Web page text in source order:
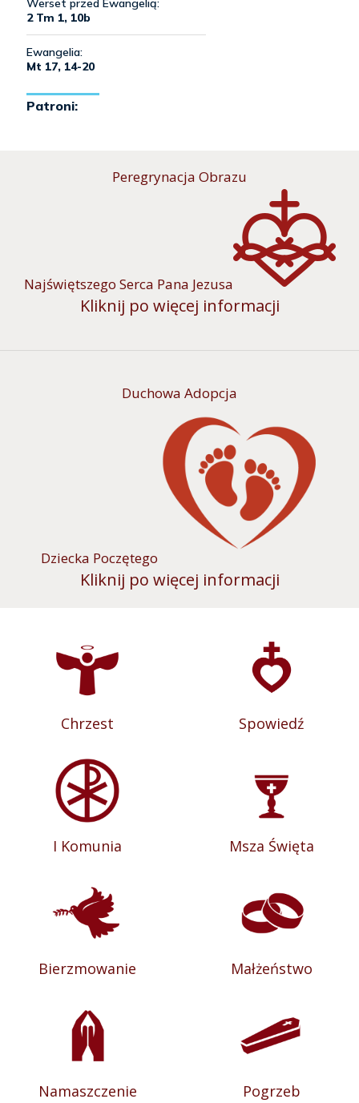
Peregrynacja Obrazu
Najświętszego Serca Pana Jezusa
Kliknij po więcej informacji
Duchowa Adopcja
Dziecka Poczętego
Kliknij po więcej informacji
Chrzest Spowiedź
I Komunia Msza Święta
Bierzmowanie Małżeństwo
Namaszczenie Pogrzeb